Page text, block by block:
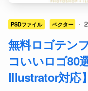
PSDファイル ベクター ·
無料ロゴテン
コいいロゴ80
Illustrator対応】